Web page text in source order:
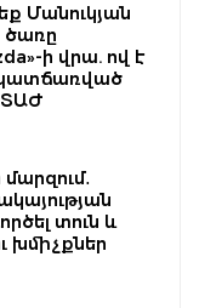
Մանուկյան
ծառը
ի վրա. ով է
պատճառված
տուն և
խմիչքներ